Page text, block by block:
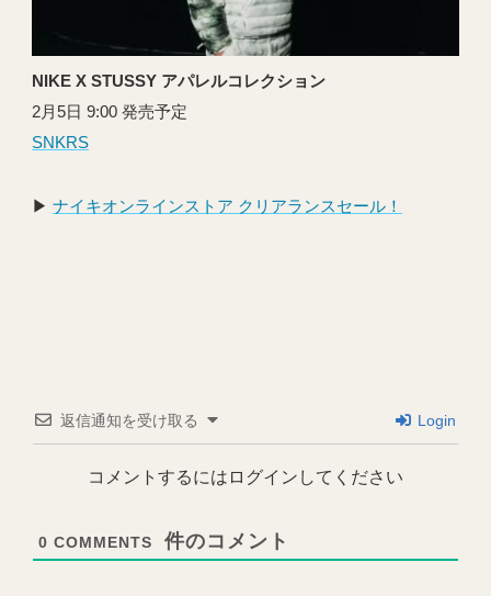
NIKE X STUSSY アパレルコレクション
2月5日 9:00 発売予定
SNKRS
▶︎ ナイキオンラインストア クリアランスセール！
返信通知を受け取る Login
コメントするにはログインしてください
0 COMMENTS